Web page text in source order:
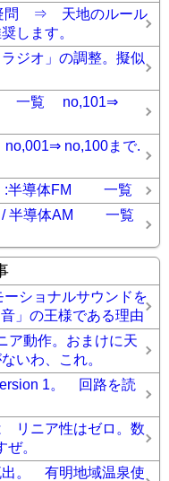
疑問 ⇒ 天地のルール
します。
ジオ」の調整。擬似
一覧 no,101⇒
no,100まで.
:半導体FM 一覧
/ 半導体AM 一覧
ショナルサウンドを
」の王様である理由
動作。おまけに天
いわ、これ。
1。 回路を読
リニア性はゼロ。数
。
。 有明地域温泉使